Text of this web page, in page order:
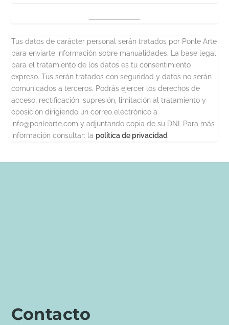
Tus datos de carácter personal serán tratados por Ponle Arte
para enviarte información sobre manualidades. La base legal
para el tratamiento de los datos es tu consentimiento
expreso. Tus serán tratados con seguridad y datos no serán
comunicados a terceros. Podrás ejercer los derechos de
acceso, rectificación, supresión, limitación al tratamiento y
oposición dirigiendo un correo electrónico a
info@ponlearte.com y adjuntando copia de su DNI. Para más
información consultar: la política de privacidad
Contacto